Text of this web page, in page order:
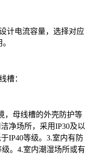
计电流容量，选择对应
槽：
，母线槽的外壳防护等
净场所，采用IP30及以
IP40等级。3.室内有防
。4.室内潮湿场所或有